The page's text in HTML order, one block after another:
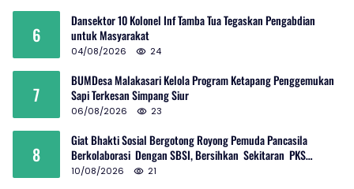
6
Dansektor 10 Kolonel Inf Tamba Tua Tegaskan Pengabdian
untuk Masyarakat
04/08/2026 24
7
BUMDesa Malakasari Kelola Program Ketapang Penggemukan
Sapi Terkesan Simpang Siur
06/08/2026 23
8
Giat Bhakti Sosial Bergotong Royong Pemuda Pancasila
Berkolaborasi Dengan SBSI, Bersihkan Sekitaran PKS
Rambutan Dan Jalan Umum
10/08/2026 21